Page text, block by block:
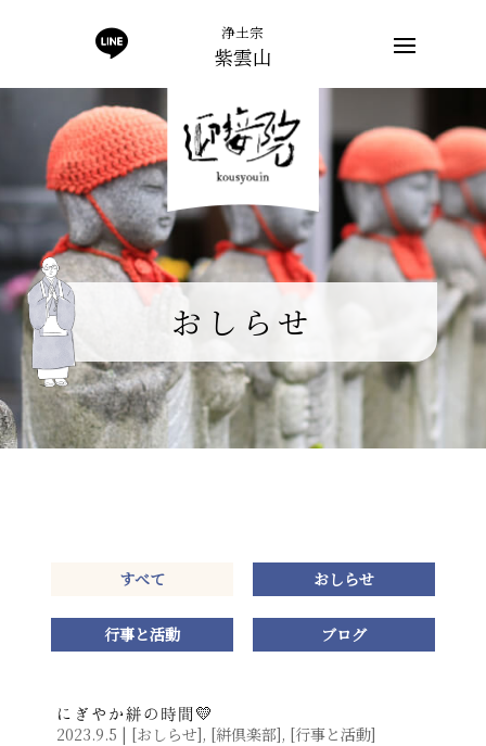
浄土宗
紫雲山
おしらせ
すべて おしらせ
行事と活動 ブログ
にぎやか絣の時間💛
2023.9.5 | [おしらせ], [絣倶楽部], [行事と活動]